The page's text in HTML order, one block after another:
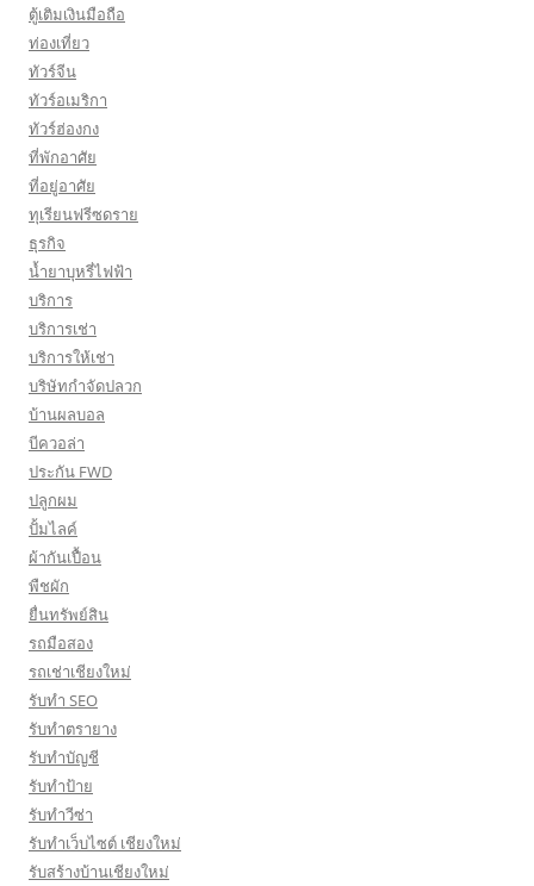
ตู้เติมเงินมือถือ
ท่องเที่ยว
ทัวร์จีน
ทัวร์อเมริกา
ทัวร์ฮ่องกง
ที่พักอาศัย
ที่อยู่อาศัย
ทุเรียนฟรีซดราย
ธุรกิจ
น้ำยาบุหรี่ไฟฟ้า
บริการ
บริการเช่า
บริการให้เช่า
บริษัทกำจัดปลวก
บ้านผลบอล
บีควอล่า
ประกัน FWD
ปลูกผม
ปั้มไลค์
ผ้ากันเปื้อน
พืชผัก
ยื่นทรัพย์สิน
รถมือสอง
รถเช่าเชียงใหม่
รับทำ SEO
รับทำตรายาง
รับทำบัญชี
รับทำป้าย
รับทำวีซ่า
รับทำเว็บไซต์ เชียงใหม่
รับสร้างบ้านเชียงใหม่